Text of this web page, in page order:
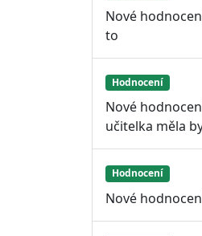
Nové
to
Hodnocení
Nové
učitelka měla
Hodnocení
Nové